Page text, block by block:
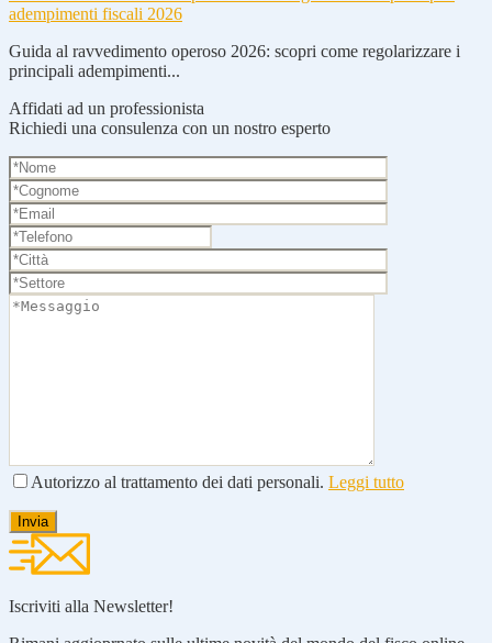
adempimenti fiscali 2026
Guida al ravvedimento operoso 2026: scopri come regolarizzare i
principali adempimenti...
Affidati ad un professionista
Richiedi una consulenza con un nostro esperto
Autorizzo al trattamento dei dati personali. Leggi tutto
Iscriviti alla Newsletter!